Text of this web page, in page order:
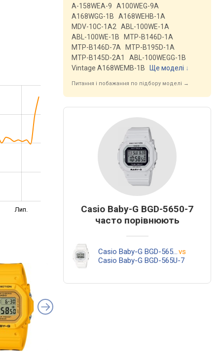
Лип.
A-158WEA-9
A100WEG-9A
A168WGG-1B
A168WEHB-1A
MDV-10C-1A2
ABL-100WE-1A
ABL-100WE-1B
MTP-B146D-1A
MTP-B146D-7A
MTP-B195D-1A
MTP-B145D-2A1
ABL-100WEGG-1B
Vintage A168WEMB-1B
Ще моделі ↓
Питання і побажання по підбору моделі →
Casio Baby-G BGD-5650-7
часто порівнюють
Casio Baby-G BGD-5650-7vs
Casio Baby-G BGD-565U-7